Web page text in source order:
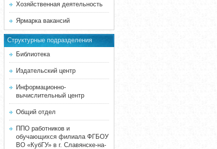
Хозяйственная деятельность
Ярмарка вакансий
Структурные подразделения
Библиотека
Издательский центр
Информационно-
вычислительный центр
Общий отдел
ППО работников и
обучающихся филиала ФГБОУ
ВО «КубГУ» в г. Славянске-на-